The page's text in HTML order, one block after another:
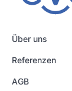
Über uns
Referenzen
AGB